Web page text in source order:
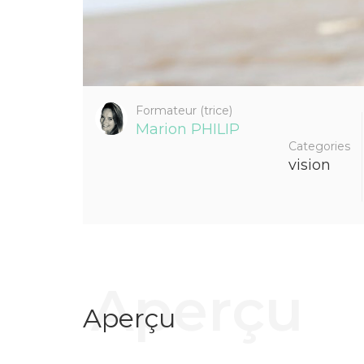
Formateur (trice)
Marion PHILIP
Categories
vision
Aperçu
Aperçu